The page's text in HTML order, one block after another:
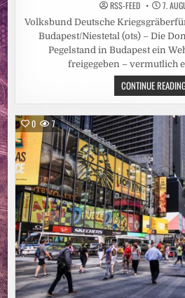
RSS-FEED 7.
Volksbund Deutsche
Budapest/Niestetal (ots) – Die
Pegelstand in Budapest ein
freigegeben – vermutlich
CONTINUE
0 7